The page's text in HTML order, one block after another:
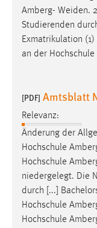
Amberg- Weiden.
Studierenden
Exmatrikulation
an der Hochschule
[PDF] Amtsblatt
Relevanz:
Änderung der
Hochschule
Hochschule
niedergelegt. Die
durch [...]
Hochschule
Hochschule